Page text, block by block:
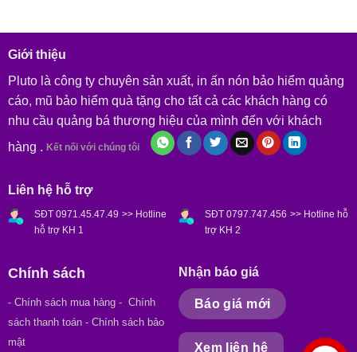
Giới thiệu
Pluto là công ty chuyên sản xuất, in ấn nón bảo hiểm quảng
cáo, mũ bảo hiểm quà tặng cho tất cả các khách hàng có
nhu cầu quảng bá thương hiệu của mình đến với khách
hàng . Kết nối với chúng tôi
Liên hệ hỗ trợ
SĐT 0971.45.47.49 >> Hotline
hỗ trợ KH 1
SĐT 0797.747.456 >> Hotline hỗ
trợ KH 2
Chính sách
- Chính sách mua hàng - Chính
sách thanh toán - Chính sách bảo
mật
Nhận báo giá
Báo giá mới
Xem liên hệ